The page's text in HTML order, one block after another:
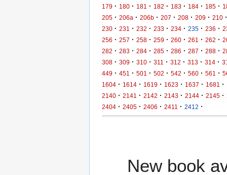
179 · 180 · 181 · 182 · 183 · 184 · 185 ·
205 · 206a · 206b · 207 · 208 · 209 · 210 ·
230 · 231 · 232 · 233 · 234 · 235 · 236 ·
256 · 257 · 258 · 259 · 260 · 261 · 262 ·
282 · 283 · 284 · 285 · 286 · 287 · 288 ·
308 · 309 · 310 · 311 · 312 · 313 · 314 ·
449 · 451 · 501 · 502 · 542 · 560 · 561 ·
1604 · 1614 · 1619 · 1623 · 1637 · 1681 ·
2140 · 2141 · 2142 · 2143 · 2144 · 2145 ·
2404 · 2405 · 2406 · 2411 · 2412 ·
New book